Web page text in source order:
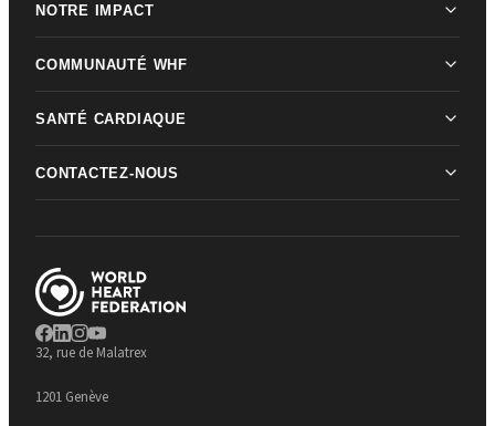
NOTRE IMPACT
COMMUNAUTÉ WHF
SANTÉ CARDIAQUE
CONTACTEZ-NOUS
32, rue de Malatrex
1201 Genève